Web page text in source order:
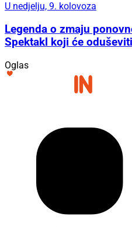
U nedjelju, 9. kolovoza
Legenda o zmaju
Spektakl koji će
Oglas